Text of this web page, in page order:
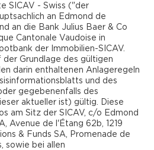
ein konsequenter
wird insbesondere durch die
für die Aufnahme von Mietern.
Anlageziel zu verfolgen,
vorwiegend in
mit attraktiven
grossen urbanen Zentren der
mit attraktiven
Handelssektoren, auf die sich
bezieht, sind moderne
d. h. Gebäude,
"Annehmen" unten klicken,
obige Klausel gelesen und
ihren Inhalt halten, bestätigen,
in Übereinstimmung mit den
der Gerichtsbarkeit oder des
haben, zugreifen und
im Sinne von Art. 10 Abs.
über die kollektiven
Wohnsitz in der Schweiz sind.
SICAV - Swiss ("der
an Edmond de
an die Bank Julius Baer & Co
Cantonale Vaudoise in
der Immobilien-SICAV.
der Grundlage des gültigen
darin enthaltenen Anlageregeln
und des
gegebenenfalls des
aktueller ist) gültig. Diese
am Sitz der SICAV, c/o Edmond
Avenue de l'Étang 62b, 1219
& Funds SA, Promenade de
sowie bei allen